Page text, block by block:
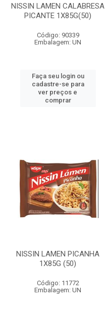
NISSIN LAMEN CALABRESA
PICANTE 1X85G(50)
Código: 90339
Embalagem: UN
Faça seu login ou
cadastre-se para
ver preços e
comprar
NISSIN LAMEN PICANHA
1X85G (50)
Código: 11772
Embalagem: UN